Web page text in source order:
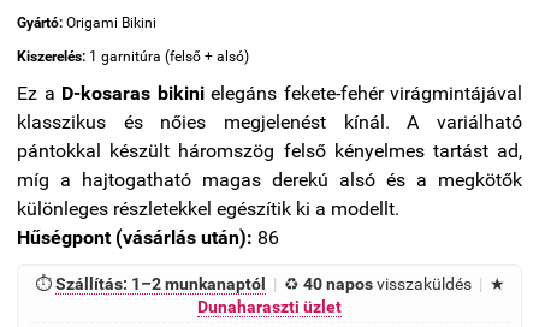
Gyártó: Origami Bikini
Kiszerelés: 1 garnitúra (felső + alsó)
Ez a D-kosaras bikinielegáns fekete-fehér virágmintájával
klasszikus és nőies megjelenést kínál. A variálható
pántokkal készült háromszög felső kényelmes tartást ad,
míg a hajtogatható magas derekú alsó és a megkötők
különleges részletekkel egészítik ki a modellt.
Hűségpont (vásárlás után): 86
⏱Szállítás: 1–2 munkanaptól | ♻ 40 naposvisszaküldés | ★
Dunaharaszti üzlet